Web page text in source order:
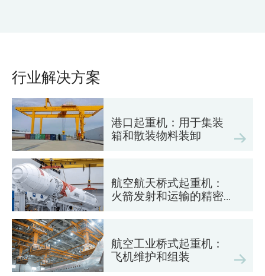
行业解决方案
港口起重机：用于集装
箱和散装物料装卸
航空航天桥式起重机：
火箭发射和运输的精密
航空工业桥式起重机：
飞机维护和组装